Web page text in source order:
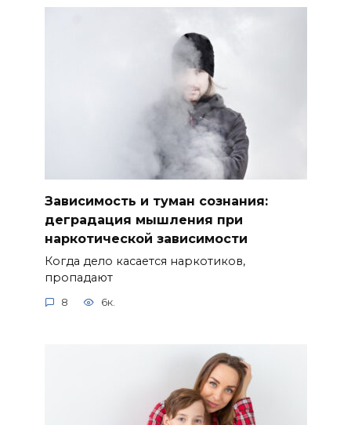
Зависимость и туман сознания:
деградация мышления при
наркотической зависимости
Когда дело касается наркотиков,
пропадают
8 6к.